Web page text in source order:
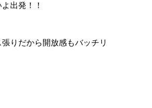
出発！！
りだから開放感もバッチリ